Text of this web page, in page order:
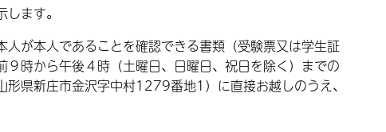
ます。
が本人であることを確認できる書類（受験票又は学生証
時から午後４時（土曜日、日曜日、祝日を除く）までの
県新庄市金沢字中村1279番地1）に直接お越しのうえ、